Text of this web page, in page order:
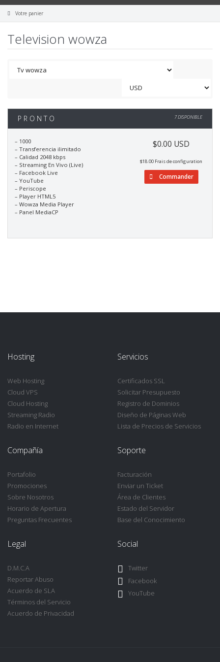
Votre panier
Television wowza
P R O N T O 7 DISPONIBLE
– 1000
– Transferencia ilimitado
– Calidad 2048 kbps
– Streaming En Vivo (Live)
– Facebook Live
– YouTube
– Periscope
– Player HTML5
– Wowza Media Player
– Panel MediaCP
$0.00 USD
$18.00 Frais de configuration
Commander
Hosting
Web Hosting
Cloud VPS
Cloud Hosting
Streaming Radio
Radio en Internet
Servicios
Certificados SSL
Solicitar Presupuesto
Registro de Dominios
Diseño de Páginas Web
Lista de Precios de Servicios
Compañía
Portafolio
Promociones
Sobre Nosotros
Horario de Apertura
Preguntas Frecuentes
Soporte
Facturación
Enviar un Ticket
Área de Clientes
Estado del Servidor
Base del Conocimiento
Legal
D.M.C.A
Reportar Abuso
Acuerdo de SLA
Términos del Servicio
Acuerdo de Privacidad
Social
Twitter
Facebook
YouTube